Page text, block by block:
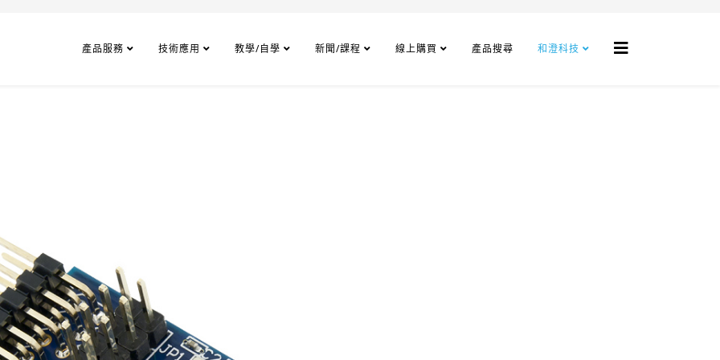
產品服務 技術應用 教學/自學 新聞/課程 線上購買 產品搜尋 和澄科技